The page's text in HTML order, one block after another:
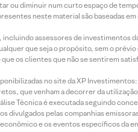
ou diminuir num curto espaço de
neste material são baseadas
assessores de investimentos
que seja o propósito, sem o
os clientes que não se sentirem
no site da XP
que venham a decorrer da
Técnica é executada seguindo
pelas companhias
e os eventos específicos da